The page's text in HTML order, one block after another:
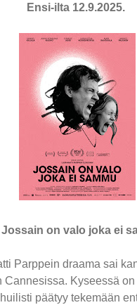
Ensi-ilta 12.9.2025.
Jossain on valo joka ei
Parppein draama sai
Cannesissa. Kyseessä
päätyy tekemään